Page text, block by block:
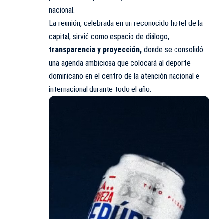
nacional.
La reunión, celebrada en un reconocido hotel de la
capital, sirvió como espacio de diálogo,
transparencia y proyección, donde se consolidó
una agenda ambiciosa que colocará al deporte
dominicano en el centro de la atención nacional e
internacional durante todo el año.